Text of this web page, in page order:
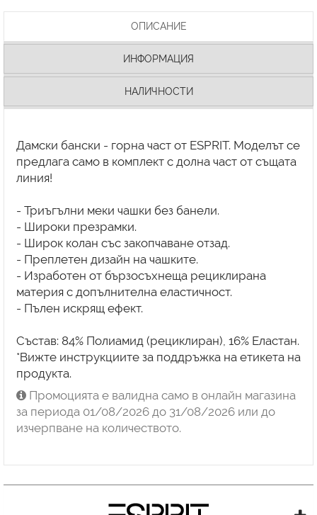
ОПИСАНИЕ
ИНФОРМАЦИЯ
НАЛИЧНОСТИ
Дамски бански - горна част от ESPRIT. Моделът се
предлага само в комплект с долна част от същата
линия!
- Триъгълни меки чашки без банели.
- Широки презрамки.
- Широк колан със закопчаване отзад.
- Преплетен дизайн на чашките.
- Изработен от бързосъхнеща рециклирана
материя с допълнителна еластичност.
- Пълен искрящ ефект.
Състав: 84% Полиамид (рециклиран), 16% Еластан.
*Вижте инструкциите за поддръжка на етикета на
продукта.
Промоцията е валидна само в онлайн магазина
за периода 01/08/2026 до 31/08/2026 или до
изчерпване на количеството.